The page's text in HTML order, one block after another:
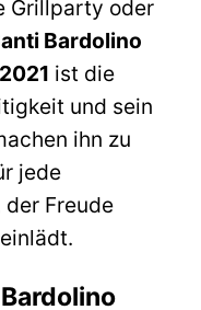
Grillparty oder
Bardolino
ist die
und sein
ihn zu
jede
der Freude